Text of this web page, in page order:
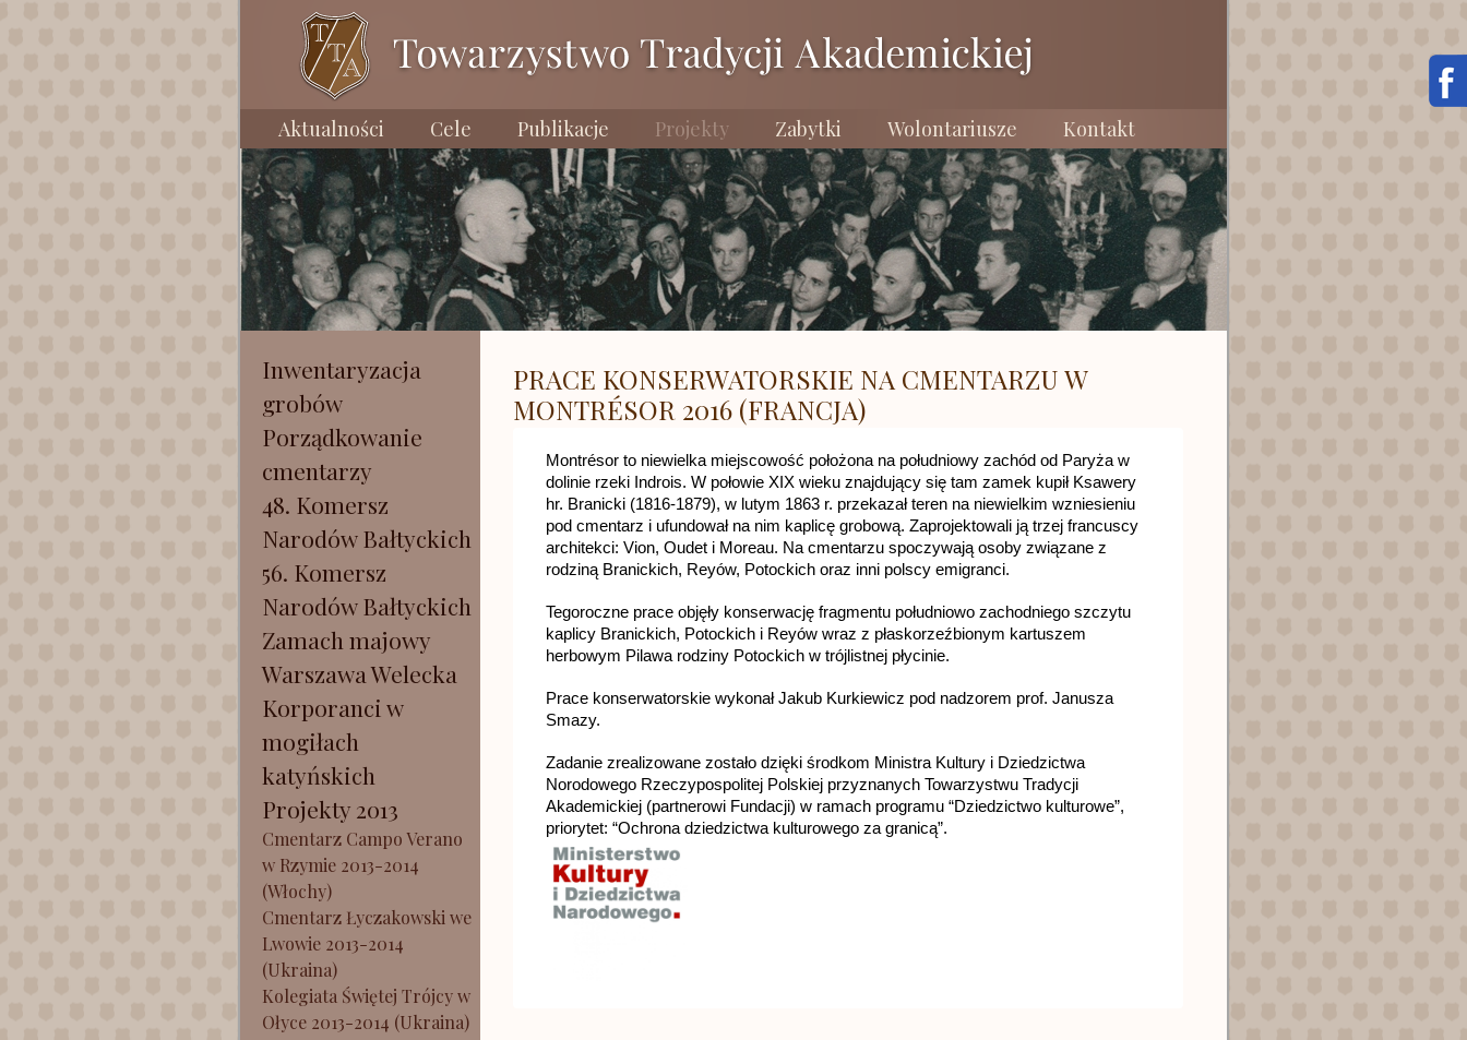
Aktualności Cele Publikacje Projekty Zabytki Wolontariusze Kontakt
Inwentaryzacja
grobów
Porządkowanie
cmentarzy
48. Komersz
Narodów Bałtyckich
56. Komersz
Narodów Bałtyckich
Zamach majowy
Warszawa Welecka
Korporanci w
mogiłach
katyńskich
Projekty 2013
Cmentarz Campo Verano
w Rzymie 2013-2014
(Włochy)
Cmentarz Łyczakowski we
Lwowie 2013-2014
(Ukraina)
Kolegiata Świętej Trójcy w
Ołyce 2013-2014 (Ukraina)
PRACE KONSERWATORSKIE NA CMENTARZU W
MONTRÉSOR 2016 (FRANCJA)
Montrésor to niewielka miejscowość położona na południowy zachód od Paryża w
dolinie rzeki Indrois. W połowie XIX wieku znajdujący się tam zamek kupił Ksawery
hr. Branicki (1816-1879), w lutym 1863 r. przekazał teren na niewielkim wzniesieniu
pod cmentarz i ufundował na nim kaplicę grobową. Zaprojektowali ją trzej francuscy
architekci: Vion, Oudet i Moreau. Na cmentarzu spoczywają osoby związane z
rodziną Branickich, Reyów, Potockich oraz inni polscy emigranci.
Tegoroczne prace objęły konserwację fragmentu południowo zachodniego szczytu
kaplicy Branickich, Potockich i Reyów wraz z płaskorzeźbionym kartuszem
herbowym Pilawa rodziny Potockich w trójlistnej płycinie.
Prace konserwatorskie wykonał Jakub Kurkiewicz pod nadzorem prof. Janusza
Smazy.
Zadanie zrealizowane zostało dzięki środkom Ministra Kultury i Dziedzictwa
Norodowego Rzeczypospolitej Polskiej przyznanych Towarzystwu Tradycji
Akademickiej (partnerowi Fundacji) w ramach programu “Dziedzictwo kulturowe”,
priorytet: “Ochrona dziedzictwa kulturowego za granicą”.